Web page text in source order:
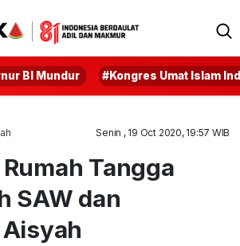
BI Mundur #Kongres Umat Islam
Senin , 19 Oct 2020, 19:57 WIB
Tangga
SAW dan
Aisyah